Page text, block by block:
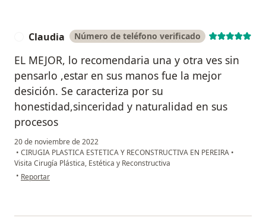
Claudia Número de teléfono verificado
EL MEJOR, lo recomendaria una y otra ves sin
pensarlo ,estar en sus manos fue la mejor
desición. Se caracteriza por su
honestidad,sinceridad y naturalidad en sus
procesos
20 de noviembre de 2022
• CIRUGIA PLASTICA ESTETICA Y RECONSTRUCTIVA EN PEREIRA •
Visita Cirugía Plástica, Estética y Reconstructiva
• en opinión del usuario Claudia
Reportar